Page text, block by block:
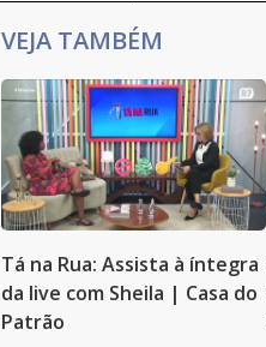
VEJA TAMBÉM
Tá na Rua: Assista à íntegra
da live com Sheila | Casa do
Patrão